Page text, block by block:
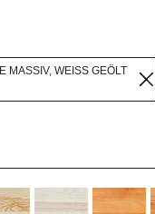
MASSIV, WEISS GEÖLT